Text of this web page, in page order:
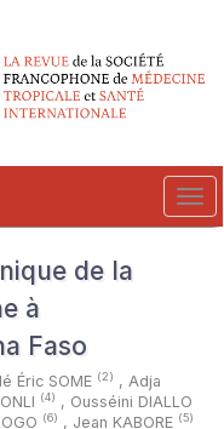
de la
à
Faso
Éric SOME (2) , Adja
(4) , Ousséini DIALLO
(6) , Jean KABORE (5)